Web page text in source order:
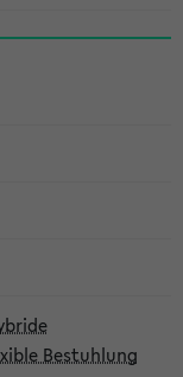
Bestuhlung